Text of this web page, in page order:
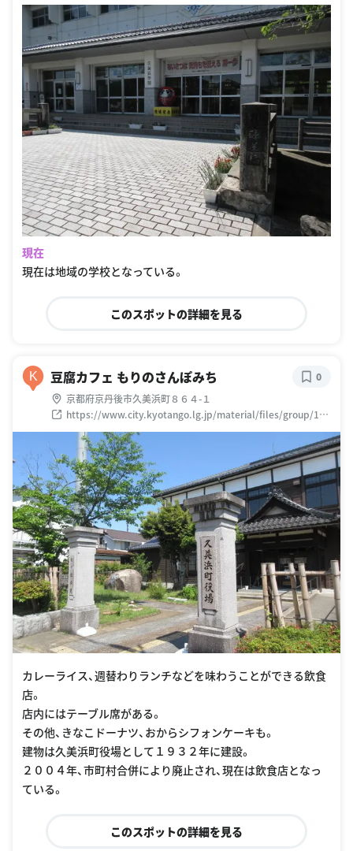
現在
現在は地域の学校となっている。
このスポットの詳細を見る
K 豆腐カフェ もりのさんぽみち
京都府京丹後市久美浜町８６４-１
https://www.city.kyotango.lg.jp/material/files/group/1/2
0210412_n008.pdf
0
カレーライス、週替わりランチなどを味わうことができる飲食
店。
店内にはテーブル席がある。
その他、きなこドーナツ、おからシフォンケーキも。
建物は久美浜町役場として１９３２年に建設。
２００４年、市町村合併により廃止され、現在は飲食店となっ
ている。
このスポットの詳細を見る